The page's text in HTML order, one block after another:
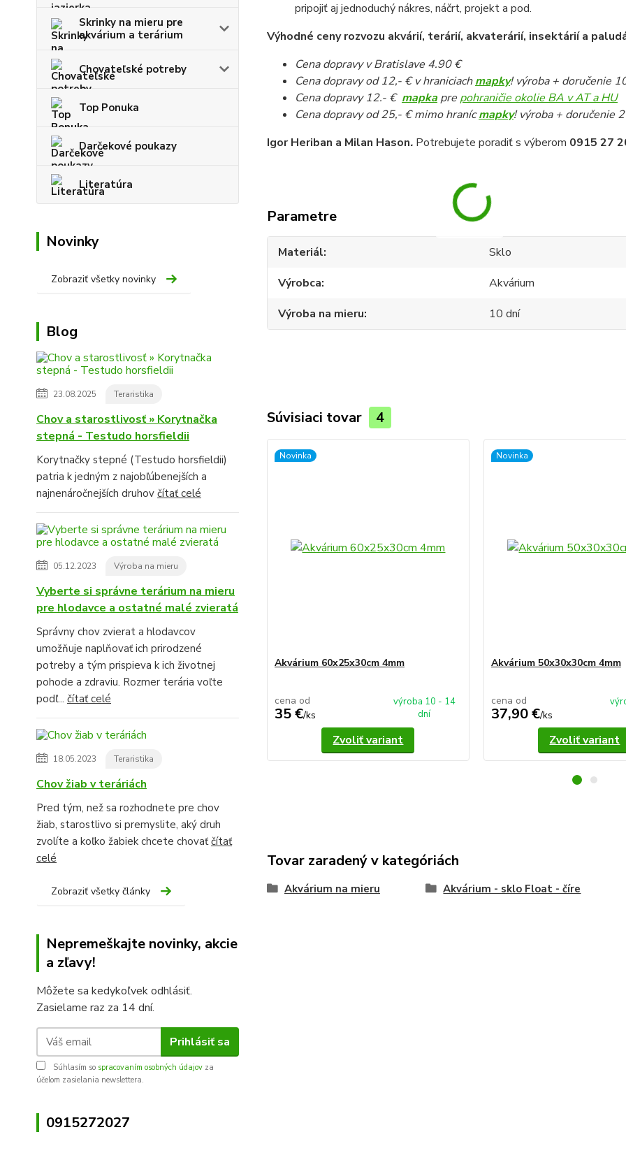
Skrinky na mieru pre
akvárium a terárium
Chovateľské potreby
Top Ponuka
Darčekové poukazy
Literatúra
Novinky
Zobraziť všetky novinky
Blog
23.08.2025 Teraristika
Chov a starostlivosť » Korytnačka
stepná - Testudo horsfieldii
Korytnačky stepné (Testudo horsfieldii)
patria k jedným z najobľúbenejších a
najnenáročnejších druhov čítať celé
05.12.2023 Výroba na mieru
Vyberte si správne terárium na mieru
pre hlodavce a ostatné malé zvieratá
Správny chov zvierat a hlodavcov
umožňuje naplňovať ich prirodzené
potreby a tým prispieva k ich životnej
pohode a zdraviu. Rozmer terária voľte
podľ... čítať celé
18.05.2023 Teraristika
Chov žiab v teráriách
Pred tým, než sa rozhodnete pre chov
žiab, starostlivo si premyslite, aký druh
zvolíte a koľko žabiek chcete chovaťčítať
celé
Zobraziť všetky články
Nepremeškajte novinky, akcie
a zľavy!
Môžete sa kedykoľvek odhlásiť.
Zasielame raz za 14 dní.
Prihlásiť sa
Súhlasím so spracovaním osobných údajov za
účelom zasielania newslettera.
0915272027
pripojiť aj jednoduchý nákres, náčrt, projekt a pod.
Výhodné ceny rozvozu akvárií, terárií, akvaterárií, insektárií a
Cena dopravy v Bratislave 4.90 €
Cena dopravy od 12,- € v hraniciachmapky! výroba + doručenie
Cena dopravy 12.- € mapkapre pohraničie okolie BA v AT a HU
Cena dopravy od 25,- € mimo hranícmapky! výroba + doručenie
Igor Heriban a Milan Hason. Potrebujete poradiť s výberom 0915 27
Parametre
Materiál
Sklo
Výrobca
Akvárium
Výroba na mieru
10 dní
Súvisiaci tovar 4
Novinka
Akvárium 60x25x30cm 4mm
cena od
35 €/ks
výroba 10 - 14
dní
Zvoliť variant
Novinka
Akvárium 50x30x30cm 4mm
cena od
37,90 €/ks
Zvoliť variant
Tovar zaradený v kategóriách
Akvárium na mieru Akvárium - sklo Float - číre